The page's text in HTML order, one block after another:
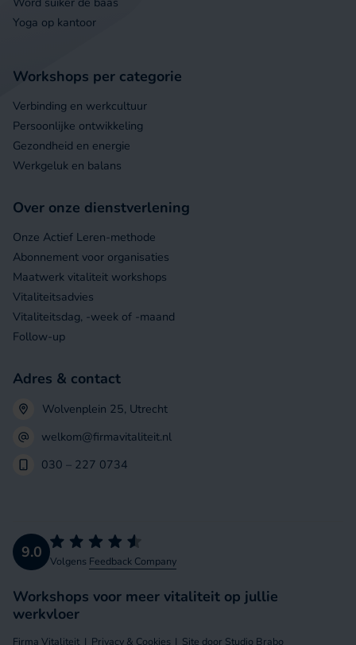
Yoga op kantoor
Workshops per categorie
Verbinding en werkcultuur
Persoonlijke ontwikkeling
Gezondheid en energie
Werkgeluk en balans
Over onze dienstverlening
Onze Actief Leren-methode
Abonnement voor organisaties
Maatwerk vitaliteit workshops
Vitaliteitsadvies
Vitaliteitsdag, -week of -maand
Follow-up
Adres & contact
Wolvenplein 25, Utrecht
welkom@firmavitaliteit.nl
030 – 227 0734
9.0 Volgens Feedback Company
Workshops voor meer vitaliteit op jullie
werkvloer
Firma Vitaliteit Privacy & Cookies Site door Studio Brabo